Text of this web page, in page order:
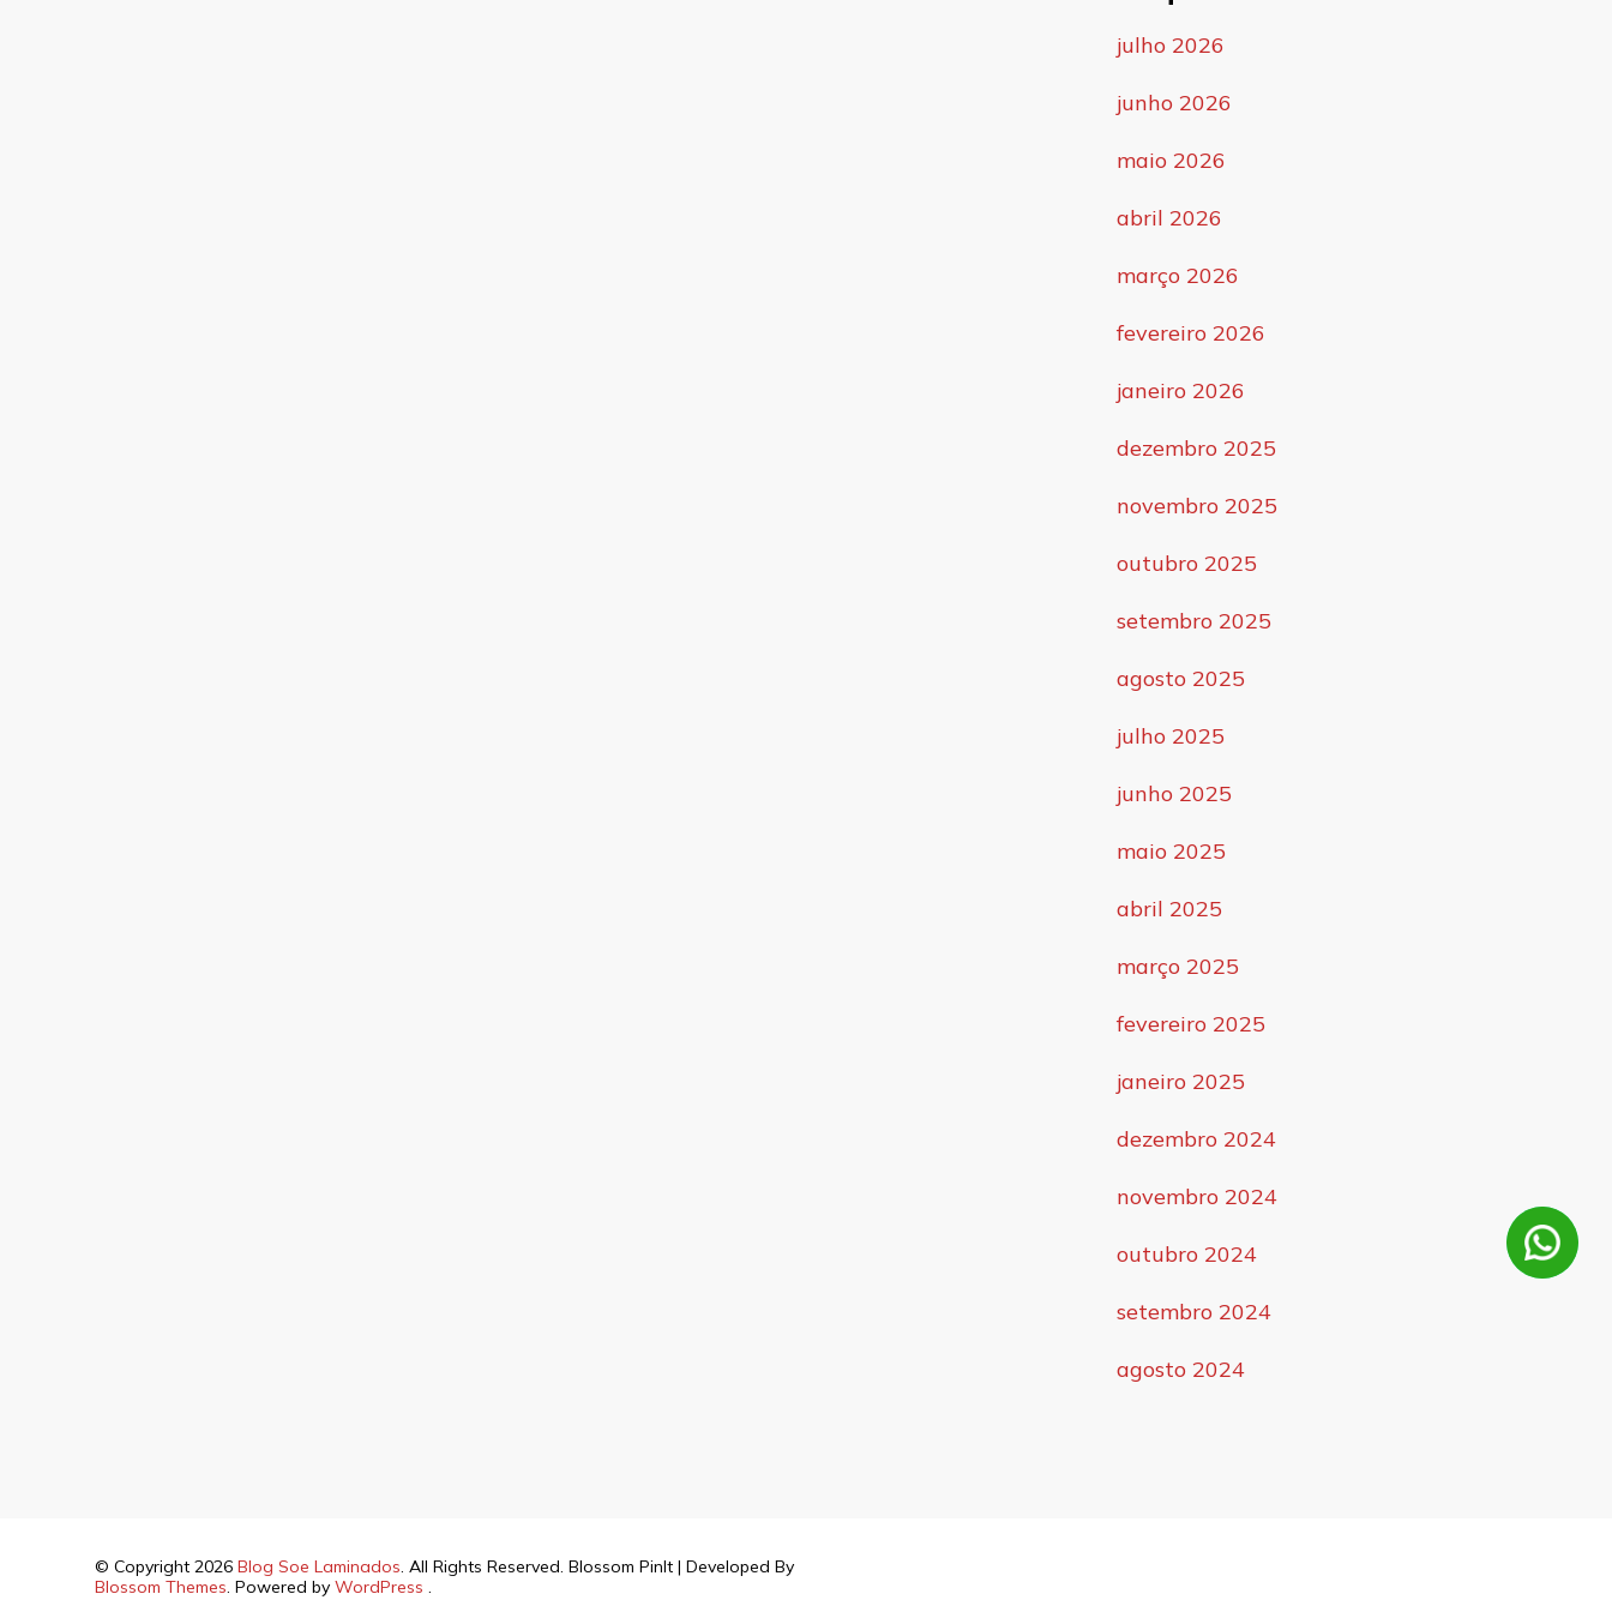
julho 2026
junho 2026
maio 2026
abril 2026
março 2026
fevereiro 2026
janeiro 2026
dezembro 2025
novembro 2025
outubro 2025
setembro 2025
agosto 2025
julho 2025
junho 2025
maio 2025
abril 2025
março 2025
fevereiro 2025
janeiro 2025
dezembro 2024
novembro 2024
outubro 2024
setembro 2024
agosto 2024
© Copyright 2026 Blog Soe Laminados. All Rights Reserved. Blossom PinIt | Developed By
Blossom Themes. Powered by WordPress .